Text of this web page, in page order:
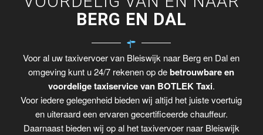
BERG EN DAL
Voor al uw taxivervoer van Bleiswijk naar Berg en Dal en
omgeving kunt u 24/7 rekenen op debetrouwbare en
voordelige taxiservice van BOTLEK Taxi.
Voor iedere gelegenheid bieden wij altijd het juiste voertuig
en uiteraard een ervaren gecertificeerde chauffeur.
Daarnaast bieden wij op al het taxivervoer naar Bleiswijk